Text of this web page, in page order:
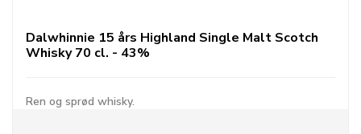
Dalwhinnie 15 års Highland Single Malt Scotch
Whisky 70 cl. - 43%
Ren og sprød whisky.